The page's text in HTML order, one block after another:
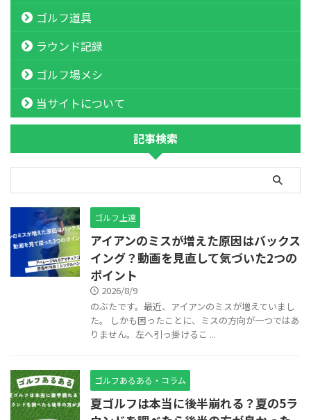
ゴルフ道具
ラウンド記録
ゴルフ場メシ
当サイトについて
記事検索
ゴルフ上達
アイアンのミスが増えた原因はバックス
イング？動画を見直して気づいた2つの
ポイント
2026/8/9
のぶたです。最近、アイアンのミスが増えていまし
た。 しかも困ったことに、ミスの方向が一つではあ
りません。左へ引っ掛けるこ ...
ゴルフあるある・コラム
夏ゴルフは本当に後半崩れる？夏の5ラ